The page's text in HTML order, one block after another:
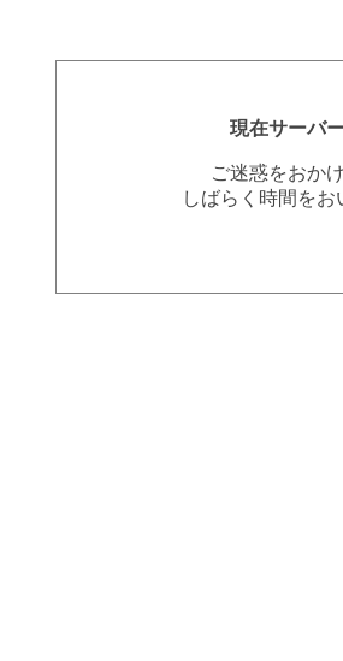
現在サーバ
ご迷惑をおか
しばらく時間を